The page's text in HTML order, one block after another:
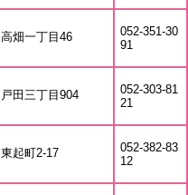
高畑一丁目46
052-351-30
91
戸田三丁目904
052-303-81
21
東起町2-17
052-382-83
12